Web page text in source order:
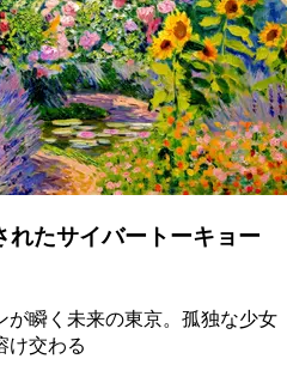
たサイバートーキョー
瞬く未来の東京。孤独な少女
け交わる